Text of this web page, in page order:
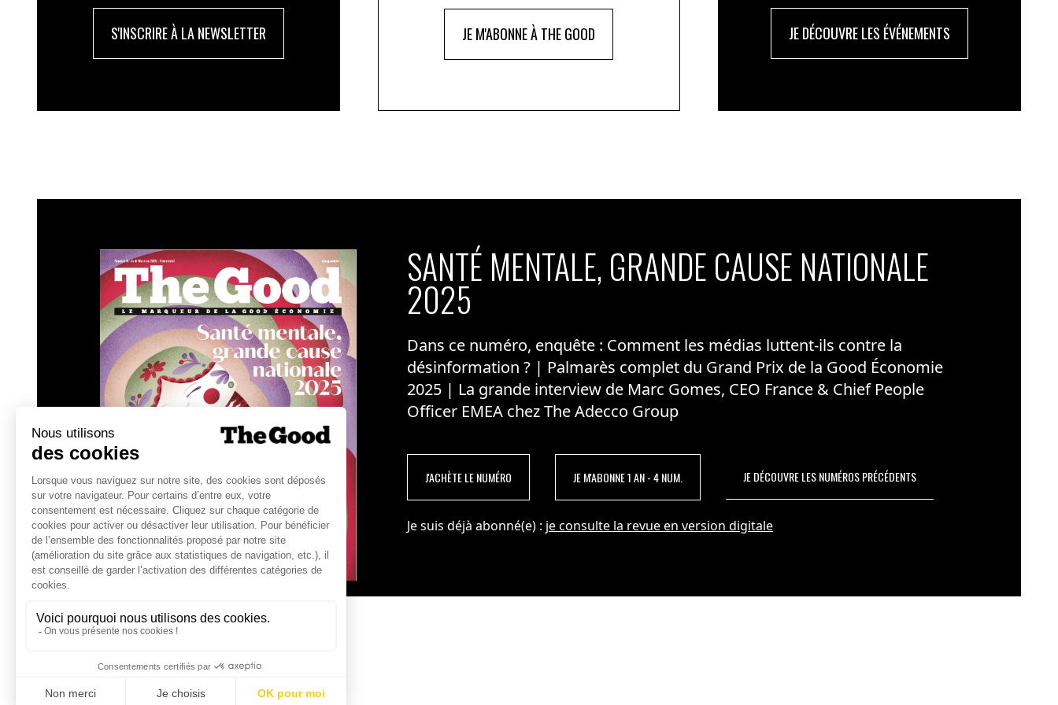
énergétique de ces bâtiments. Nous établissons le plan pluriannuel d’investissement pour
traiter les passoires énergétiques. Nous travaillons aussi sur d’autres modes de chauffage –
nous allons tout passer en revue pour être plus performants. C’est aussi un gros chantier qui
devrait démarrer en 2025.
S'INSCRIRE À LA NEWSLETTER JE M'ABONNE À THE GOOD JE DÉCOUVRE LES ÉVÉNEMENTS
SANTÉ MENTALE, GRANDE CAUSE NATIONALE
2025
Dans ce numéro, enquête : Comment les médias luttent-ils contre la
désinformation ? | Palmarès complet du Grand Prix de la Good Économie
2025 | La grande interview de Marc Gomes, CEO France & Chief People
Officer EMEA chez The Adecco Group
J'ACHÈTE LE NUMÉRO JE M'ABONNE 1 AN - 4 NUM. JE DÉCOUVRE LES NUMÉROS PRÉCÉDENTS
Je suis déjà abonné(e) : je consulte la revue en version digitale